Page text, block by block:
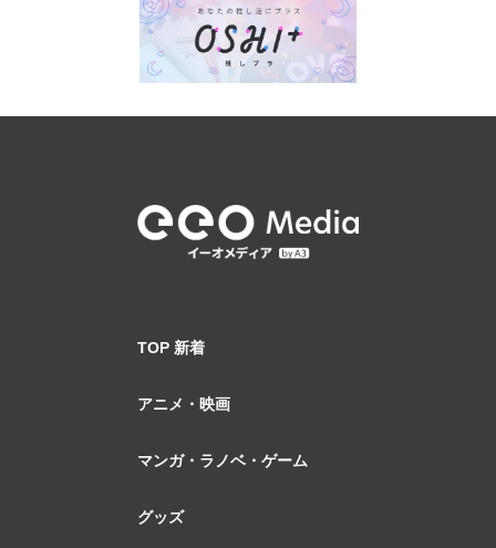
TOP 新着
アニメ・映画
マンガ・ラノベ・ゲーム
グッズ